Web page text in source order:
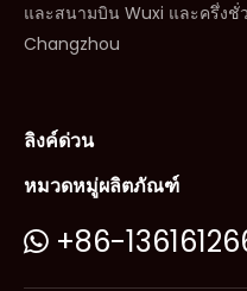
และสนามบิน Wuxi และครึ่งชั่
Changzhou
ลิงค์ด่วน
หมวดหมู่ผลิตภัณฑ์
 +86-